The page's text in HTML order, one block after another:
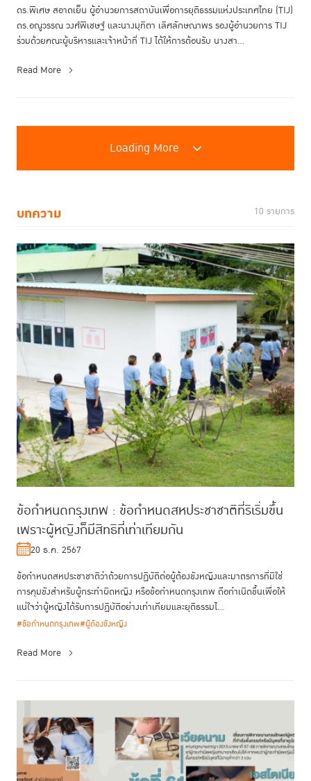
ดร.พิเศษ สอาดเย็น ผู้อำนวยการสถาบันเพื่อการยุติธรรมแห่งประเทศไทย (TIJ)
ดร.อณูวรรณ วงศ์พิเชษฐ์ และนางมุทิตา เลิศลักษณาพร รองผู้อำนวยการ TIJ
ร่วมด้วยคณะผู้บริหารและเจ้าหน้าที่ TIJ ได้ให้การต้อนรับ นางสา...
Read More
Loading More
บทความ 10 รายการ
ข้อกำหนดกรุงเทพ : ข้อกำหนดสหประชาชาติที่ริเริ่มขึ้น
เพราะผู้หญิงก็มีสิทธิที่เท่าเทียมกัน
20 ธ.ค. 2567
ข้อกำหนดสหประชาชาติว่าด้วยการปฏิบัติต่อผู้ต้องขังหญิงและมาตรการที่มิใช่
การคุมขังสำหรับผู้กระทำผิดหญิง หรือข้อกำหนดกรุงเทพ ถือกำเนิดขึ้นเพื่อให้
แน่ใจว่าผู้หญิงได้รับการปฏิบัติอย่างเท่าเทียมและยุติธรรมไ...
#ข้อกำหนดกรุงเทพ#ผู้ต้องขังหญิง
Read More